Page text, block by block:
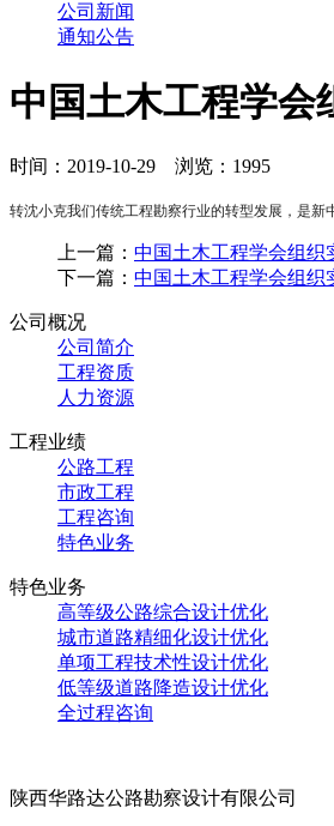
公司新闻
通知公告
中国土木工程学会
时间：2019-10-29 浏览：1995
转沈小克我们传统工程勘察行业的转型发展，是
上一篇： 中国土木工程学会组织
下一篇： 中国土木工程学会组织
公司概况
公司简介
工程资质
人力资源
工程业绩
公路工程
市政工程
工程咨询
特色业务
特色业务
高等级公路综合设计优化
城市道路精细化设计优化
单项工程技术性设计优化
低等级道路降造设计优化
全过程咨询
陕西华路达公路勘察设计有限公司